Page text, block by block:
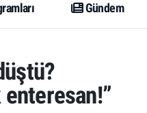
Gündem